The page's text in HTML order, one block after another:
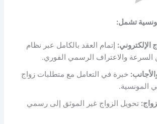
تشمل:
الإلكتروني: إتمام العقد بالكامل عبر نظام
السرعة والاعتراف الرسمي الفوري.
خبرة في التعامل مع متطلبات زواج
المونسية.
تحويل الزواج غير الموثق إلى رسمي